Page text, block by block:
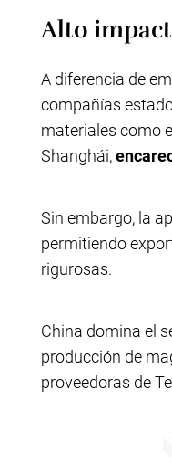
Alto
A diferencia de
compañías
materiales como
Shanghái,
Sin embargo, la
permitiendo
rigurosas.
China domina el
producción de
proveedoras de